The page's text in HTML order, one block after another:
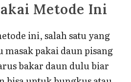
Metode Ini
ini, salah satu yang
pakai daun pisang
bakar daun dulu biar